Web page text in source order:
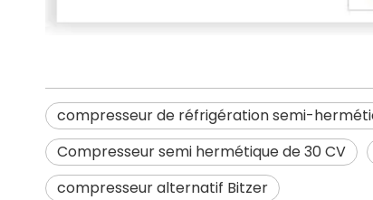
compresseur de réfrigération semi-
Compresseur semi hermétique de 30 CV
compresseur alternatif Bitzer